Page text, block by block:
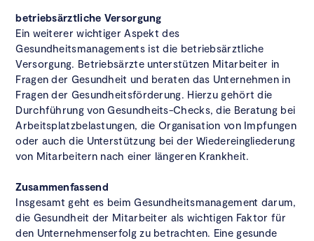
betriebsärztliche Versorgung
Ein weiterer wichtiger Aspekt des
Gesundheitsmanagements ist die betriebsärztliche
Versorgung. Betriebsärzte unterstützen Mitarbeiter in
Fragen der Gesundheit und beraten das Unternehmen in
Fragen der Gesundheitsförderung. Hierzu gehört die
Durchführung von Gesundheits-Checks, die Beratung bei
Arbeitsplatzbelastungen, die Organisation von Impfungen
oder auch die Unterstützung bei der Wiedereingliederung
von Mitarbeitern nach einer längeren Krankheit.
Zusammenfassend
Insgesamt geht es beim Gesundheitsmanagement darum,
die Gesundheit der Mitarbeiter als wichtigen Faktor für
den Unternehmenserfolg zu betrachten. Eine gesunde